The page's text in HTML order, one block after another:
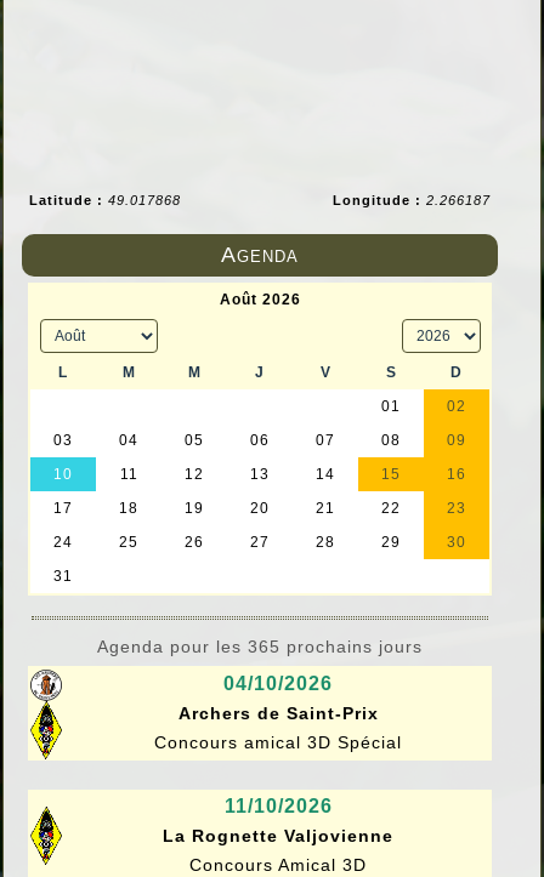
Latitude : 49.017868 Longitude : 2.266187
Agenda
Agenda pour les 365 prochains jours
04/10/2026
Archers de Saint-Prix
Concours amical 3D Spécial
11/10/2026
La Rognette Valjovienne
Concours Amical 3D